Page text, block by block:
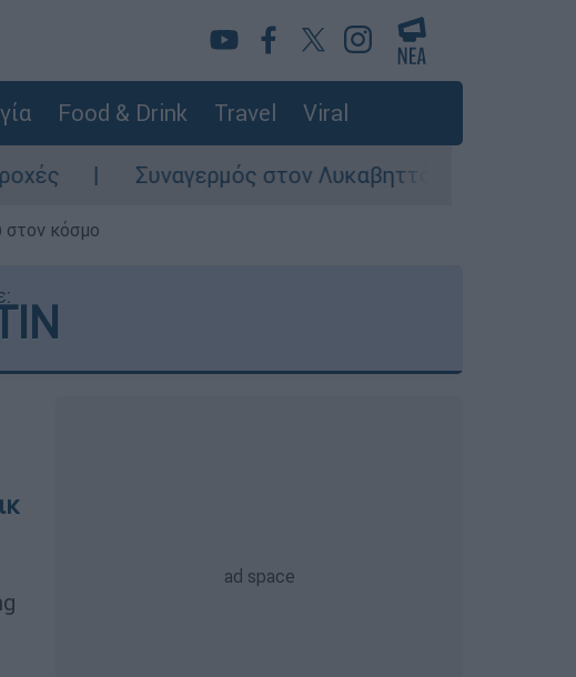
Food & Drink Travel Viral
στον Λυκαβηττό: Σορός σε προχωρημένη
στον κόσμο